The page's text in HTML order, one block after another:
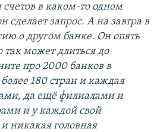
в каком-то одном
сделает запрос. А на завтра в
о другом банке. Он опять
так может длиться до
про 2000 банков в
180 стран и каждая
да ещё филиалами и
и у каждой свой
никакая головная